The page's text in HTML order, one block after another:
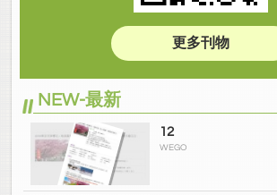
更多刊物
NEW-最新
12
WEGO